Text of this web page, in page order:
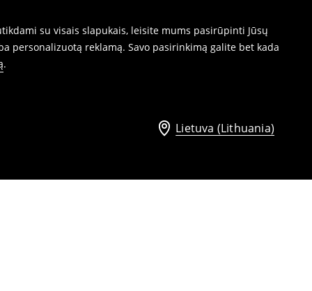
su visais slapukais, leisite mums pasirūpinti Jūsų
personalizuotą reklamą. Savo pasirinkimą galite bet kada
.
Lietuva (Lithuania)